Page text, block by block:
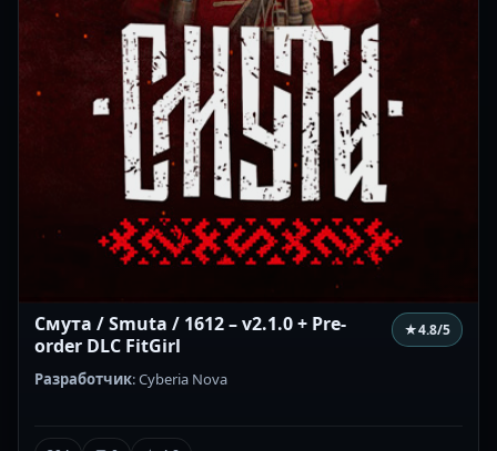
Смута / Smuta / 1612 – v2.1.0 + Pre-
order DLC FitGirl
★4.8/5
Разработчик: Cyberia Nova